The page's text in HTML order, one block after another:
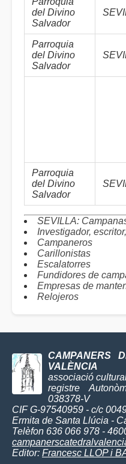
del Divino
Salvador
Parroquia
del Divino
Salvador
Parroquia
del Divino
Salvador
SEVILLA:
Investigador,
Campaneros
Carillonistas
Escalatorres
Fundidores de
Empresas de
Relojeros
CAMPANERS
VALÈNCIA
associació
registre
038378-V
CIF G-97540959 - c/c
Ermita de Santa Llúcia -
Telèfon 636 066 978 -
Editor: Francesc LLOP i